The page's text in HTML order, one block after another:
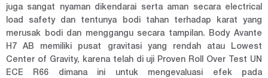
juga sangat nyaman dikendarai serta aman secara electrical
load safety dan tentunya bodi tahan terhadap karat yang
merusak bodi dan menggangu secara tampilan. Body Avante
H7 AB memiliki pusat gravitasi yang rendah atau Lowest
Center of Gravity, karena telah di uji Proven Roll Over Test UN
ECE R66 dimana ini untuk mengevaluasi efek pada